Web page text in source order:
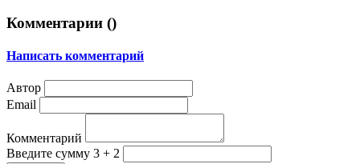
Комментарии ()
Написать комментарий
Автор
Email
Комментарий
Введите сумму 3 + 2